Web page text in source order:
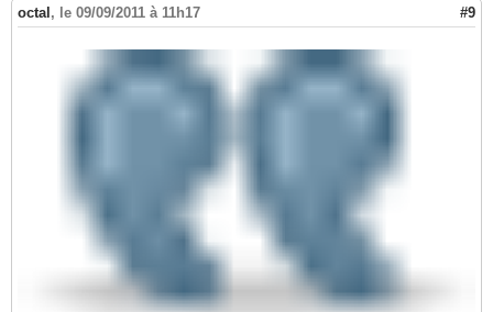
octal , le 09/09/2011 à 11h17 #9